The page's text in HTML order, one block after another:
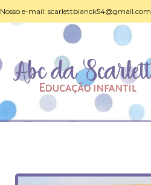
Nosso e-mail: scarlettbianck54@gmail.com